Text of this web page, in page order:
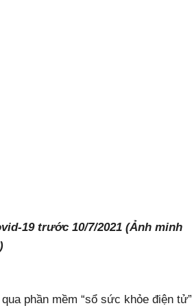
19 trước 10/7/2021 (Ảnh minh
phần mềm “sổ sức khỏe điện tử”